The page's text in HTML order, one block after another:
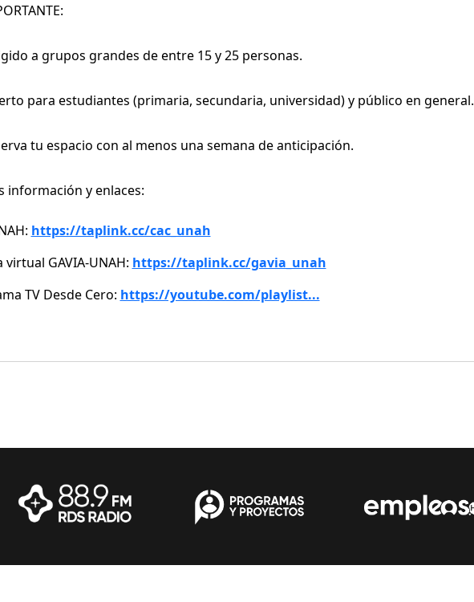
a grupos grandes de entre 15 y 25 personas.
para estudiantes (primaria, secundaria, universidad) y público en general.
tu espacio con al menos una semana de anticipación.
información y enlaces:
https://taplink.cc/cac_unah
virtual GAVIA-UNAH: https://taplink.cc/gavia_unah
TV Desde Cero: https://youtube.com/playlist...